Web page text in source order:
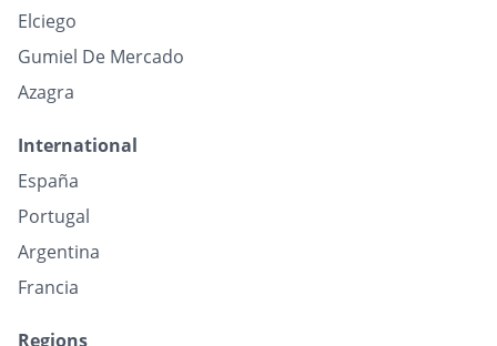
Elciego
Gumiel De Mercado
Azagra
International
España
Portugal
Argentina
Francia
Regions